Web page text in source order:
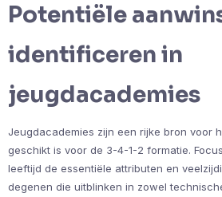
Potentiële
identificeren in
jeugdacademies
Jeugdacademies zijn een rijke bron voor
geschikt is voor de 3-4-1-2 formatie.
leeftijd de essentiële attributen en
degenen die uitblinken in zowel